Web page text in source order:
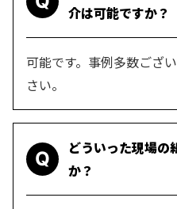
介は可能ですか？
可能です。事例多数ござ
さい。
Q
どういった現場の
か？